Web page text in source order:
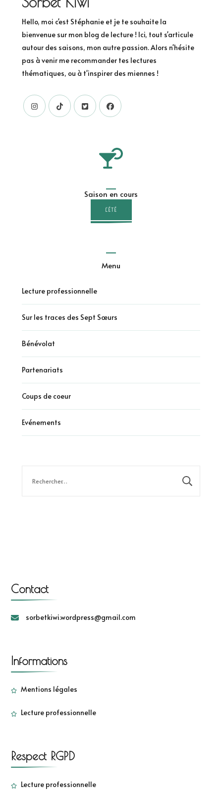
Hello, moi c'est Stéphanie et je te souhaite la
bienvenue sur mon blog de lecture ! Ici, tout s'articule
autour des saisons, mon autre passion. Alors n'hésite
pas à venir me recommander tes lectures
thématiques, ou à t'inspirer des miennes !
Saison en cours
L'ÉTÉ
Menu
Lecture professionnelle
Sur les traces des Sept Sœurs
Bénévolat
Partenariats
Coups de coeur
Evénements
Contact
sorbetkiwi.wordpress@gmail.com
Informations
Mentions légales
Lecture professionnelle
Respect RGPD
Lecture professionnelle